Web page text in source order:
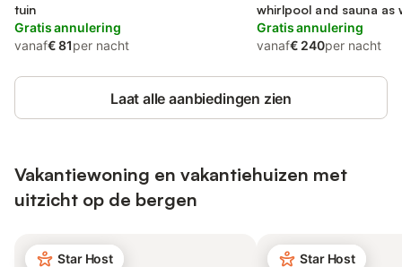
tuin
Gratis annulering
vanaf€ 81per nacht
whirlpool and sauna as
Gratis annulering
vanaf€ 240per nacht
Laat alle aanbiedingen zien
Vakantiewoning en vakantiehuizen met
uitzicht op de bergen
Star Host Star Host